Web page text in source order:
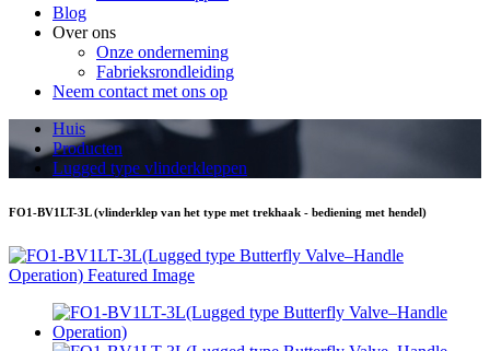
Blog
Over ons
Onze onderneming
Fabrieksrondleiding
Neem contact met ons op
Huis
Producten
Lugged type vlinderkleppen
FO1-BV1LT-3L (vlinderklep van het type met trekhaak - bediening met hendel)